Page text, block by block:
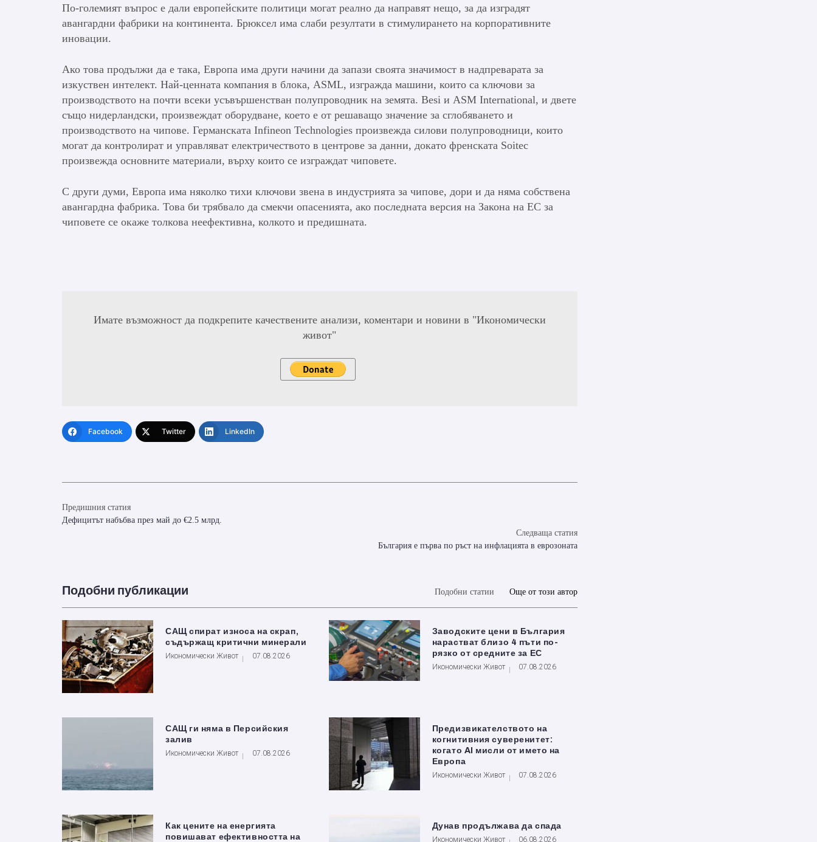
По-големият въпрос е дали европейските политици могат реално да направят нещо, за да изградят
авангардни фабрики на континента. Брюксел има слаби резултати в стимулирането на корпоративните
иновации.
Ако това продължи да е така, Европа има други начини да запази своята значимост в надпреварата за
изкуствен интелект. Най-ценната компания в блока, ASML, изгражда машини, които са ключови за
производството на почти всеки усъвършенстван полупроводник на земята. Besi и ASM International, и двете
също нидерландски, произвеждат оборудване, което е от решаващо значение за сглобяването и
производството на чипове. Германската Infineon Technologies произвежда силови полупроводници, които
могат да контролират и управляват електричеството в центрове за данни, докато френската Soitec
произвежда основните материали, върху които се изграждат чиповете.
С други думи, Европа има няколко тихи ключови звена в индустрията за чипове, дори и да няма собствена
авангардна фабрика. Това би трябвало да смекчи опасенията, ако последната версия на Закона на ЕС за
чиповете се окаже толкова неефективна, колкото и предишната.
Имате възможност да подкрепите качествените анализи, коментари и новини в "Икономически
живот"
Facebook Twitter LinkedIn
Предишния статия
Дефицитът набъбва през май до €2.5 млрд.
Следваща статия
България е първа по ръст на инфлацията в еврозоната
Подобни публикации Подобни статии Още от този автор
САЩ спират износа на скрап,
съдържащ критични минерали
Икономически Живот 07.08.2026
Заводските цени в България
нарастват близо 4 пъти по-
рязко от средните за ЕС
Икономически Живот 07.08.2026
САЩ ги няма в Персийския
залив
Икономически Живот 07.08.2026
Предизвикателството на
когнитивния суверенитет:
когато AI мисли от името на
Европа
Икономически Живот 07.08.2026
Как цените на енергията
повишават ефективността на
Дунав продължава да спада
Икономически Живот 06.08.2026